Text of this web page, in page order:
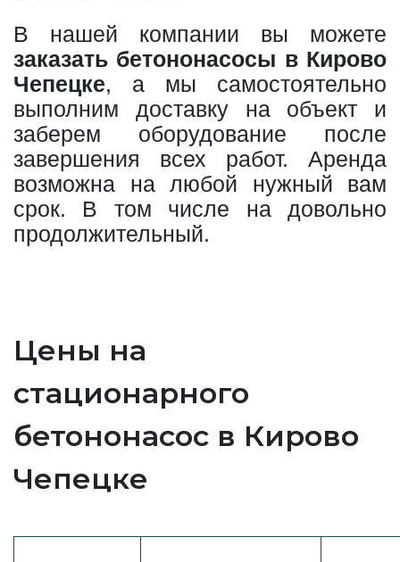
В нашей компании вы можете
заказать бетононасосы в Кирово
Чепецке, а мы самостоятельно
выполним доставку на объект и
заберем оборудование после
завершения всех работ. Аренда
возможна на любой нужный вам
срок. В том числе на довольно
продолжительный.
Цены на
стационарного
бетононасос в Кирово
Чепецке